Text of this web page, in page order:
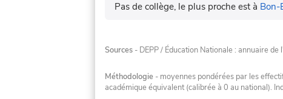
Pas de collège, le plus proche est à Bon-
Sources - DEPP / Éducation Nationale : annuaire de
Méthodologie - moyennes pondérées par les
académique équivalent (calibrée à 0 au national).